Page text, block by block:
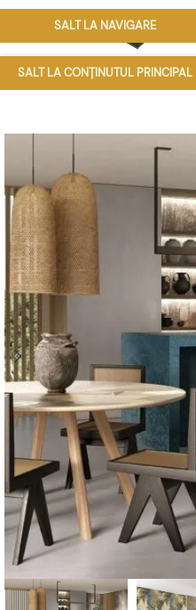
SALT LA NAVIGARE
SALT LA CONȚINUTUL PRINCIPAL